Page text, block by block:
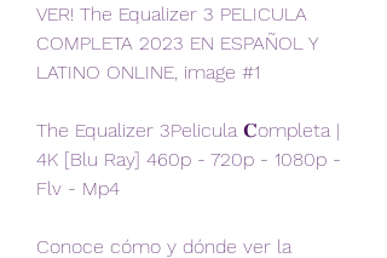
VER! The Equalizer 3 PELICULA
COMPLETA 2023 EN ESPAÑOL Y
LATINO ONLINE, image #1
The Equalizer 3Pelicula 𝐂ompleta |
4K [Blu Ray] 460p - 720p - 1080p -
Flv - Mp4
Conoce cómo y dónde ver la